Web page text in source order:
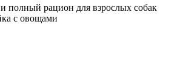
полный рацион для взрослых собак
с овощами